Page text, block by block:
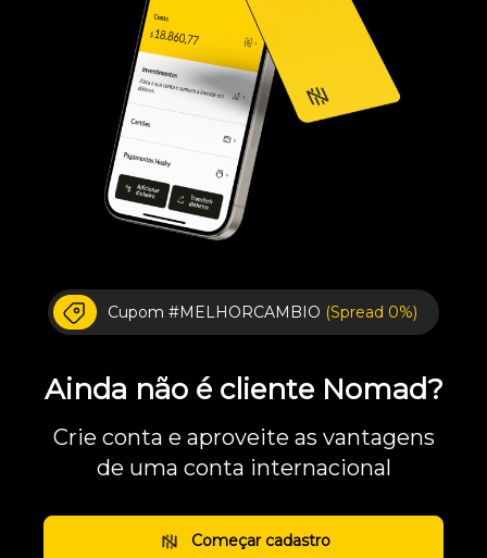
Cupom #MELHORCAMBIO (Spread 0%)
Ainda não é cliente Nomad?
Crie conta e aproveite as vantagens
de uma conta internacional
Começar cadastro